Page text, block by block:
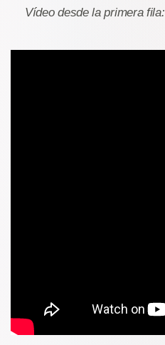
Vídeo desde la primera fila: